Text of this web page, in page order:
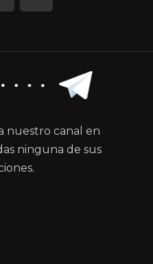
nuestro canal en
ninguna de sus